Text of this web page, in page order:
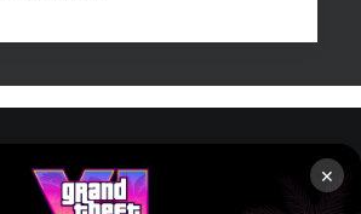
×
© 2013-2026 – Tous droits réservés –